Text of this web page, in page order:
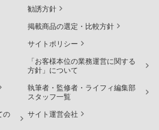
勧誘方針
掲載商品の選定・比較方針
サイトポリシー
「お客様本位の業務運営に関する
方針」について
執筆者・監修者・ライフィ編集部
スタッフ一覧
の
サイト運営会社